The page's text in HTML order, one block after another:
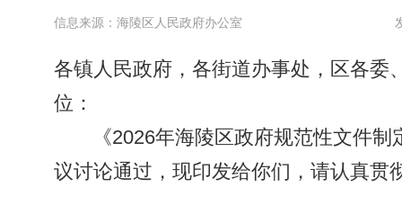
信息来源：海陵区人民政府办公室
各镇人民政府，各街道办事处，区各委
位：
《2026年海陵区政府规范性文件
议讨论通过，现印发给你们，请认真贯